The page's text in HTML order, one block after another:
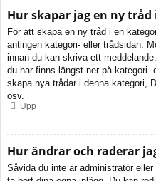
Hur skapar jag en ny tråd
För att skapa en ny tråd i en
antingen kategori- eller trådsidan.
innan du kan skriva ett
du har finns längst ner på kategori-
skapa nya trådar i denna kategori,
osv.
Upp
Hur ändrar och raderar
Såvida du inte är administratör